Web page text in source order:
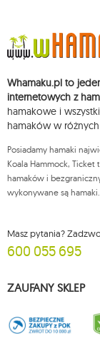
Dane będą
chwili rezygnacji z
Przysługuje Ci
sprzeciwu wobec
wniesienia skargi
dowolnym
którego dokonano
możesz
Więcej informacji:
Whamaku.pl to
internetowych z
hamakowe i
hamaków w
Posiadamy hamaki
Koala Hammock, Ticket
hamaków i
wykonywane są hamaki.
Masz pytania?
600 055 695
ZAUFANY SKLEP